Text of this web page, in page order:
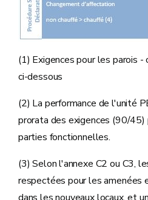
(1) Exigences pour les parois
ci-dessous
(2) La performance de l'unité
prorata des exigences (90/45)
parties fonctionnelles.
(3) Selon l'annexe C2 ou C3,
respectées pour les amenées